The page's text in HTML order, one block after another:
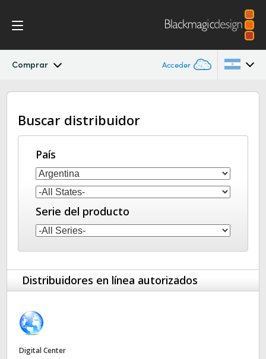
Comprar Acceder
DaVinci Resolve Replay
Especificaciones
Australia
Austria
Brazil
Canada
China
Denmark
Finland
Hong Kong SAR, China
Buscar distribuidor
País
Serie del producto
Distribuidores en línea autorizados
Digital Center